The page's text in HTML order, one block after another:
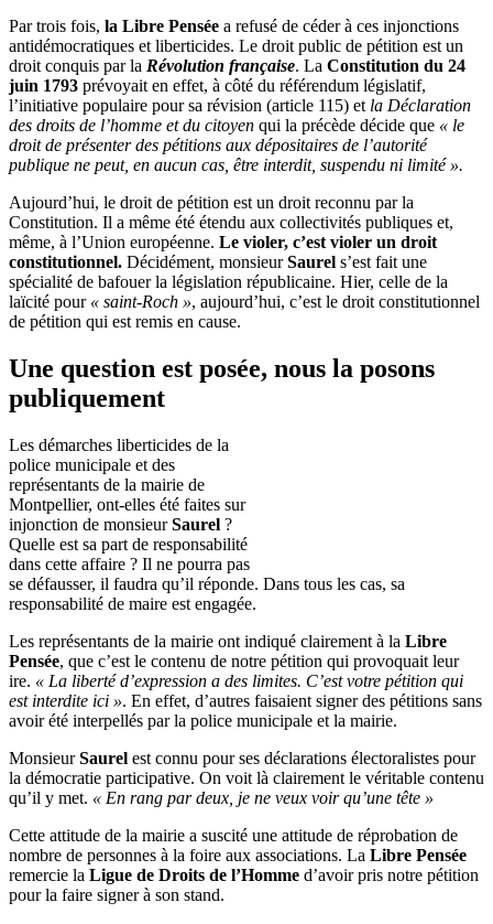
Par trois fois, la Libre Pensée a refusé de céder à ces injonctions
antidémocratiques et liberticides. Le droit public de pétition est un
droit conquis par la Révolution française. La Constitution du 24
juin 1793 prévoyait en effet, à côté du référendum législatif,
l’initiative populaire pour sa révision (article 115) et la Déclaration
des droits de l’homme et du citoyen qui la précède décide que « le
droit de présenter des pétitions aux dépositaires de l’autorité
publique ne peut, en aucun cas, être interdit, suspendu ni limité ».
Aujourd’hui, le droit de pétition est un droit reconnu par la
Constitution. Il a même été étendu aux collectivités publiques et,
même, à l’Union européenne. Le violer, c’est violer un droit
constitutionnel. Décidément, monsieurSaurel s’est fait une
spécialité de bafouer la législation républicaine. Hier, celle de la
laïcité pour « saint-Roch », aujourd’hui, c’est le droit constitutionnel
de pétition qui est remis en cause.
Une question est posée, nous la posons
publiquement
Les démarches liberticides de la
police municipale et des
représentants de la mairie de
Montpellier, ont-elles été faites sur
injonction de monsieurSaurel ?
Quelle est sa part de responsabilité
dans cette affaire ? Il ne pourra pas
se défausser, il faudra qu’il réponde. Dans tous les cas, sa
responsabilité de maire est engagée.
Les représentants de la mairie ont indiqué clairement à la Libre
Pensée, que c’est le contenu de notre pétition qui provoquait leur
ire. « La liberté d’expression a des limites. C’est votre pétition qui
est interdite ici ». En effet, d’autres faisaient signer des pétitions sans
avoir été interpellés par la police municipale et la mairie.
MonsieurSaurel est connu pour ses déclarations électoralistes pour
la démocratie participative. On voit là clairement le véritable contenu
qu’il y met. « En rang par deux, je ne veux voir qu’une tête »
Cette attitude de la mairie a suscité une attitude de réprobation de
nombre de personnes à la foire aux associations. La Libre Pensée
remercie la Ligue de Droits de l’Homme d’avoir pris notre pétition
pour la faire signer à son stand.